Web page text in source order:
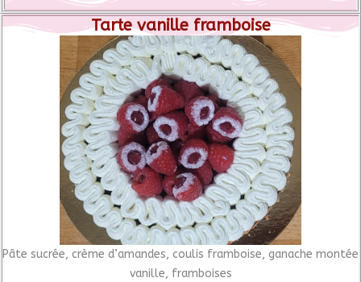
Tarte vanille framboise
Pâte sucrée, crème d’amandes, coulis framboise, ganache montée
vanille, framboises